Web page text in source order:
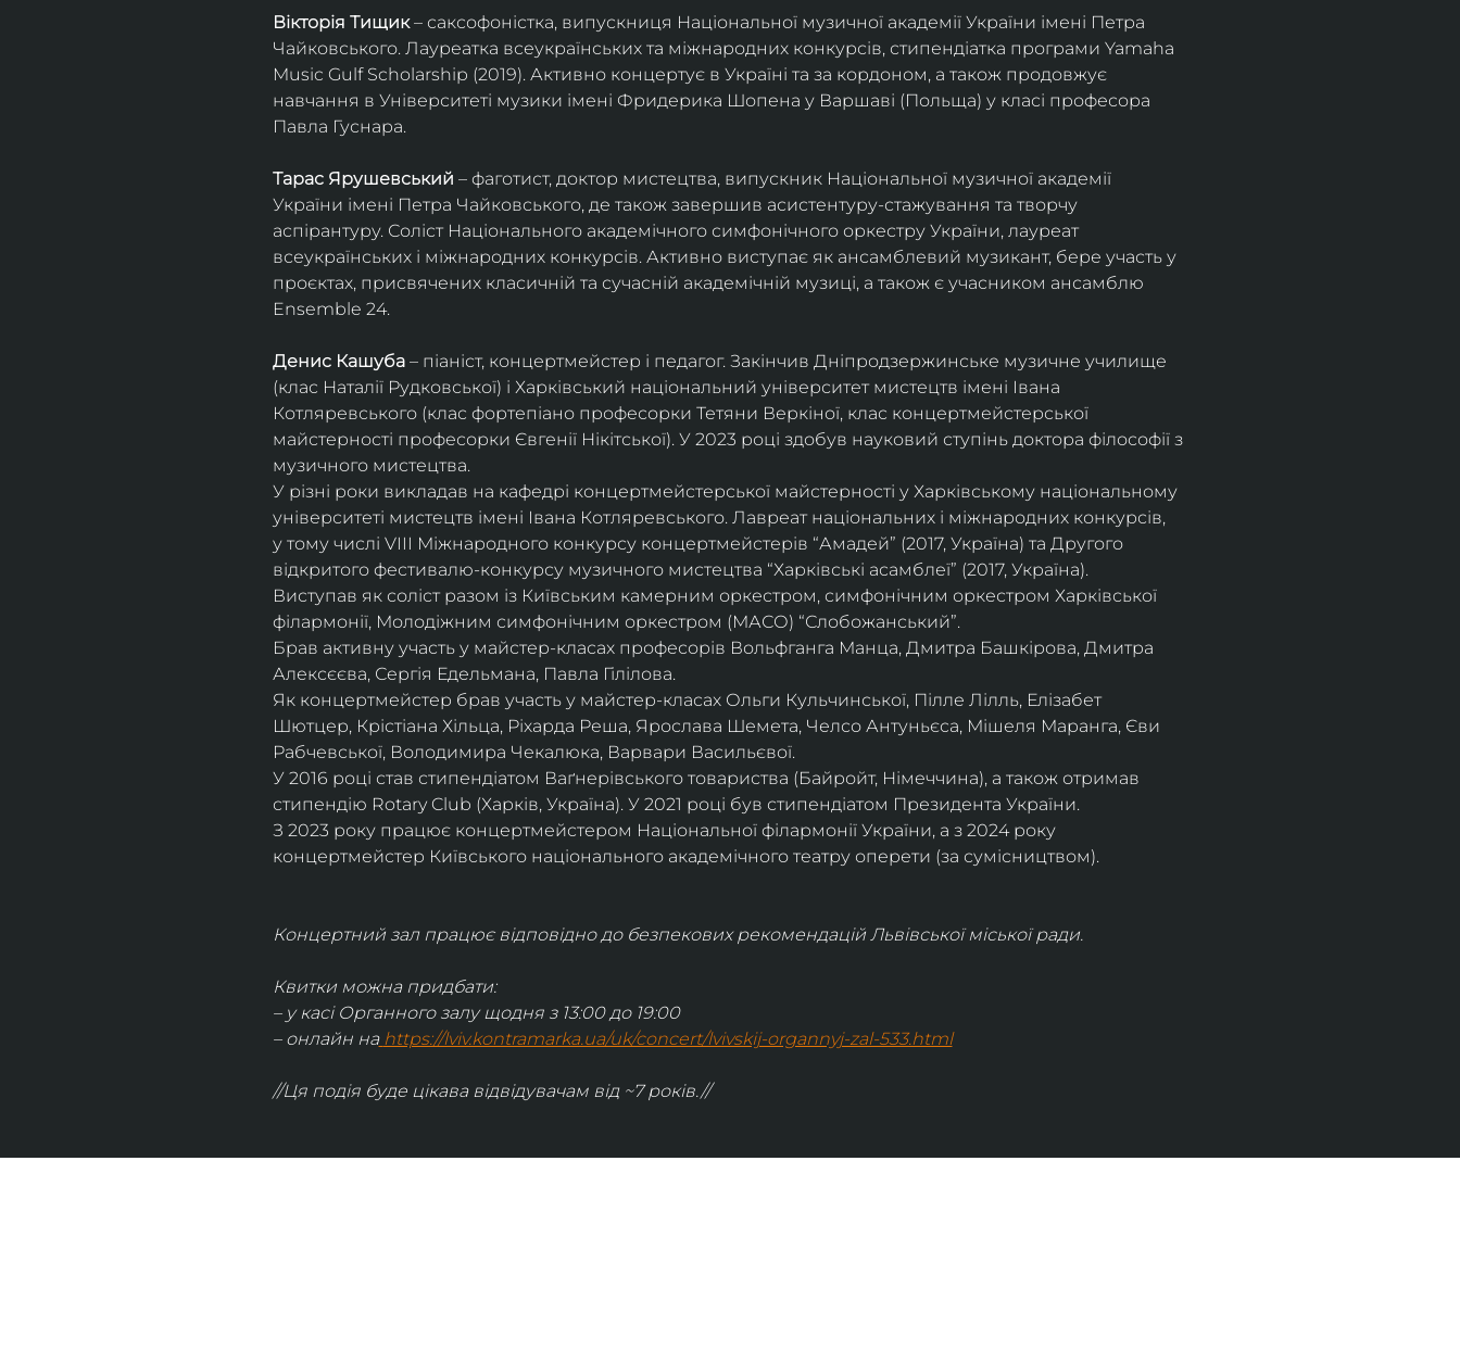
Вікторія Тищик – саксофоністка, випускниця Національної музичної академії України імені Петра
Чайковського. Лауреатка всеукраїнських та міжнародних конкурсів, стипендіатка програми Yamaha
Music Gulf Scholarship (2019). Активно концертує в Україні та за кордоном, а також продовжує
навчання в Університеті музики імені Фридерика Шопена у Варшаві (Польща) у класі професора
Павла Гуснара.
Тарас Ярушевський – фаготист, доктор мистецтва, випускник Національної музичної академії
України імені Петра Чайковського, де також завершив асистентуру-стажування та творчу
аспірантуру. Соліст Національного академічного симфонічного оркестру України, лауреат
всеукраїнських і міжнародних конкурсів. Активно виступає як ансамблевий музикант, бере участь у
проєктах, присвячених класичній та сучасній академічній музиці, а також є учасником ансамблю
Ensemble 24.
Денис Кашуба – піаніст, концертмейстер і педагог. Закінчив Дніпродзержинське музичне училище
(клас Наталії Рудковської) і Харківський національний університет мистецтв імені Івана
Котляревського (клас фортепіано професорки Тетяни Веркіної, клас концертмейстерської
майстерності професорки Євгенії Нікітської). У 2023 році здобув науковий ступінь доктора філософії з
музичного мистецтва.
У різні роки викладав на кафедрі концертмейстерської майстерності у Харківському національному
університеті мистецтв імені Івана Котляревського. Лавреат національних і міжнародних конкурсів,
у тому числі VIII Міжнародного конкурсу концертмейстерів “Амадей” (2017, Україна) та Другого
відкритого фестивалю-конкурсу музичного мистецтва “Харківські асамблеї” (2017, Україна).
Виступав як соліст разом із Київським камерним оркестром, симфонічним оркестром Харківської
філармонії, Молодіжним симфонічним оркестром (МАСО) “Слобожанський”.
Брав активну участь у майстер-класах професорів Вольфганга Манца, Дмитра Башкірова, Дмитра
Алексєєва, Сергія Едельмана, Павла Гілілова.
Як концертмейстер брав участь у майстер-класах Ольги Кульчинської, Пілле Лілль, Елізабет
Шютцер, Крістіана Хільца, Ріхарда Реша, Ярослава Шемета, Челсо Антуньєса, Мішеля Маранга, Єви
Рабчевської, Володимира Чекалюка, Варвари Васильєвої.
У 2016 році став стипендіатом Ваґнерівського товариства (Байройт, Німеччина), а також отримав
стипендію Rotary Club (Харків, Україна). У 2021 році був стипендіатом Президента України.
З 2023 року працює концертмейстером Національної філармонії України, а з 2024 року
концертмейстер Київського національного академічного театру оперети (за сумісництвом).
Концертний зал працює відповідно до безпекових рекомендацій Львівської міської ради.
Квитки можна придбати:
– у касі Органного залу щодня з 13:00 до 19:00
– онлайн на https://lviv.kontramarka.ua/uk/concert/lvivskij-organnyj-zal-533.html
//Ця подія буде цікава відвідувачам від ~7 років.//